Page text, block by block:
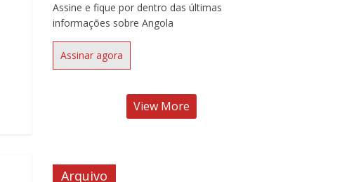
Assine e fique por dentro das últimas
informações sobre Angola
Assinar agora
View More
Arquivo